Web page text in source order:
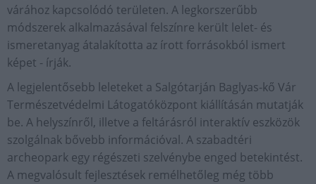
várához kapcsolódó területen. A legkorszerűbb
módszerek alkalmazásával felszínre került lelet- és
ismeretanyag átalakította az írott forrásokból ismert
képet - írják.
A legjelentősebb leleteket a Salgótarján Baglyas-kő Vár
Természetvédelmi Látogatóközpont kiállításán mutatják
be. A helyszínről, illetve a feltárásról interaktív eszközök
szolgálnak bővebb információval. A szabadtéri
archeopark egy régészeti szelvénybe enged betekintést.
A megvalósult fejlesztések remélhetőleg még több